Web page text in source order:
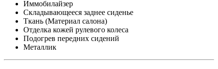
Иммобилайзер
Складывающееся заднее сиденье
Ткань (Материал салона)
Отделка кожей рулевого колеса
Подогрев передних сидений
Металлик